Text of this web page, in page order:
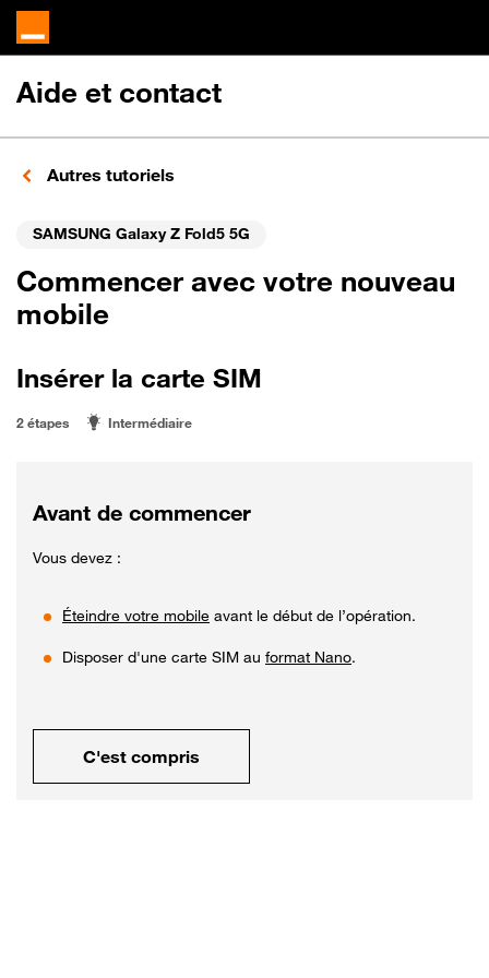
Aide et contact
Autres tutoriels
SAMSUNG Galaxy Z Fold5 5G
Commencer avec votre nouveau
mobile
Insérer la carte SIM
2 étapes Intermédiaire
Avant de commencer
Vous devez :
Éteindre votre mobile avant le début de l’opération.
Disposer d'une carte SIM au format Nano.
C'est compris